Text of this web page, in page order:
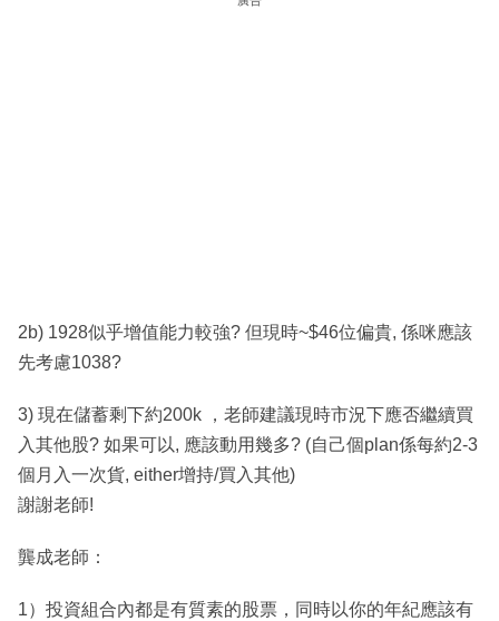
2b) 1928似乎增值能力較強? 但現時~$46位偏貴, 係咪應該
先考慮1038?
3) 現在儲蓄剩下約200k ，老師建議現時市況下應否繼續買
入其他股? 如果可以, 應該動用幾多? (自己個plan係每約2-3
個月入一次貨, either增持/買入其他)
謝謝老師!
龔成老師：
1）投資組合內都是有質素的股票，同時以你的年紀應該有